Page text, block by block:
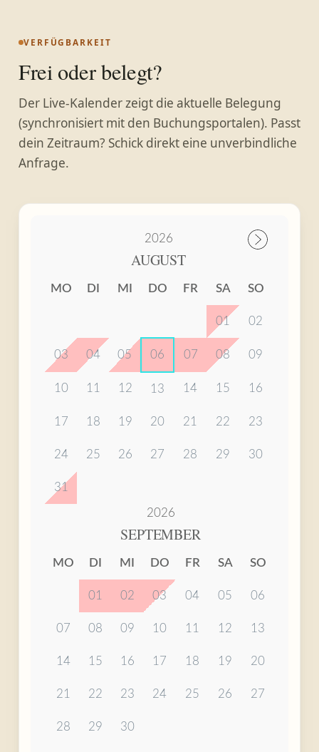
VERFÜGBARKEIT
Frei oder belegt?
Der Live-Kalender zeigt die aktuelle Belegung
(synchronisiert mit den Buchungsportalen). Passt
dein Zeitraum? Schick direkt eine unverbindliche
Anfrage.
2026
AUGUST
MO DI MI DO FR SA SO
01 02
03 04 05 06 07 08 09
10 11 12 13 14 15 16
17 18 19 20 21 22 23
24 25 26 27 28 29 30
31
2026
SEPTEMBER
MO DI MI DO FR SA SO
01 02 03 04 05 06
07 08 09 10 11 12 13
14 15 16 17 18 19 20
21 22 23 24 25 26 27
28 29 30